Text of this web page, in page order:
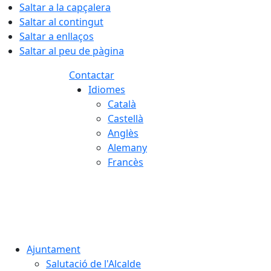
Saltar a la capçalera
Saltar al contingut
Saltar a enllaços
Saltar al peu de pàgina
Contactar
Idiomes
Català
Castellà
Anglès
Alemany
Francès
Ajuntament
Salutació de l'Alcalde